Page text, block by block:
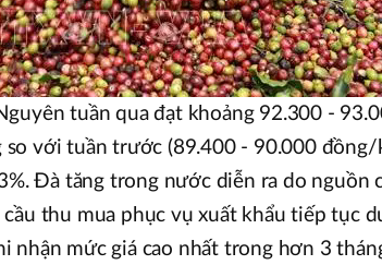
tuần qua đạt khoảng 92.300 -
với tuần trước (89.400 - 90.000 đồng/
Đà tăng trong nước diễn ra do nguồn
thu mua phục vụ xuất khẩu tiếp tục
nhận mức giá cao nhất trong hơn 3